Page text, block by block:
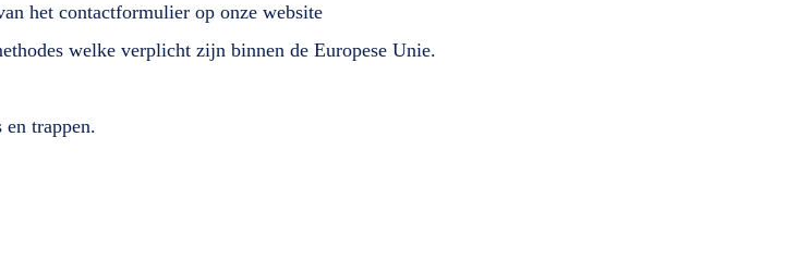
het contactformulier op onze website
welke verplicht zijn binnen de Europese Unie.
trappen.